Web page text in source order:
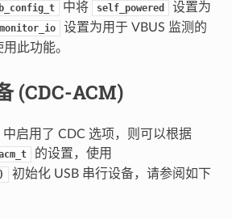
中将 self_powered 设置为
设置为用于 VBUS 监测的
此功能。
(CDC-ACM)
启用了 CDC 选项，则可以根据
的设置，使用
初始化 USB 串行设备，请参阅如下